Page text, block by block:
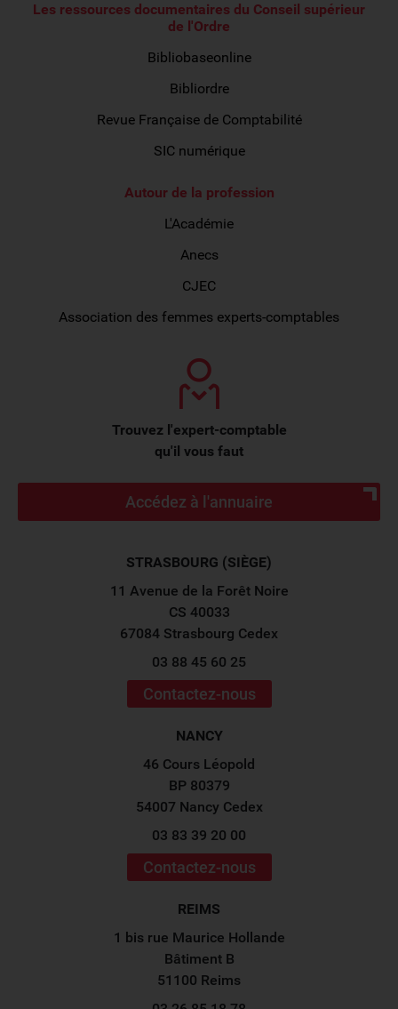
Les ressources documentaires du Conseil supérieur
de l'Ordre
Bibliobaseonline
Bibliordre
Revue Française de Comptabilité
SIC numérique
Autour de la profession
L'Académie
Anecs
CJEC
Association des femmes experts-comptables
Trouvez l'expert-comptable
qu'il vous faut
Accédez à l'annuaire
STRASBOURG (SIÈGE)
11 Avenue de la Forêt Noire
CS 40033
67084 Strasbourg Cedex
03 88 45 60 25
Contactez-nous
NANCY
46 Cours Léopold
BP 80379
54007 Nancy Cedex
03 83 39 20 00
Contactez-nous
REIMS
1 bis rue Maurice Hollande
Bâtiment B
51100 Reims